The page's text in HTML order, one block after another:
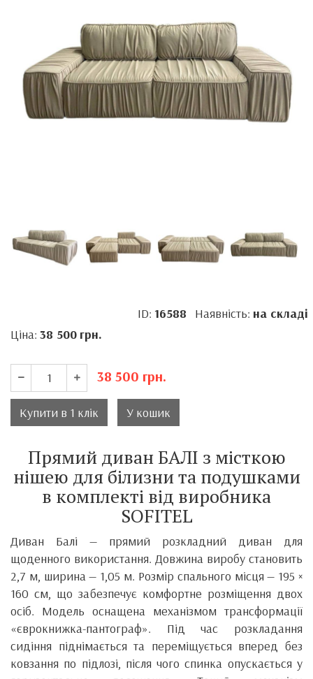
ID: 16588 Наявність: на складі
Ціна: 38 500 грн.
38 500 грн.
Купити в 1 клік У кошик
Прямий диван БАЛІ з місткою
нішею для білизни та подушками
в комплекті від виробника
SOFITEL
Диван Балі — прямий розкладний диван для
щоденного використання. Довжина виробу становить
2,7 м, ширина — 1,05 м. Розмір спального місця — 195 ×
160 см, що забезпечує комфортне розміщення двох
осіб. Модель оснащена механізмом трансформації
«єврокнижка-пантограф». Під час розкладання
сидіння піднімається та переміщується вперед без
ковзання по підлозі, після чого спинка опускається у